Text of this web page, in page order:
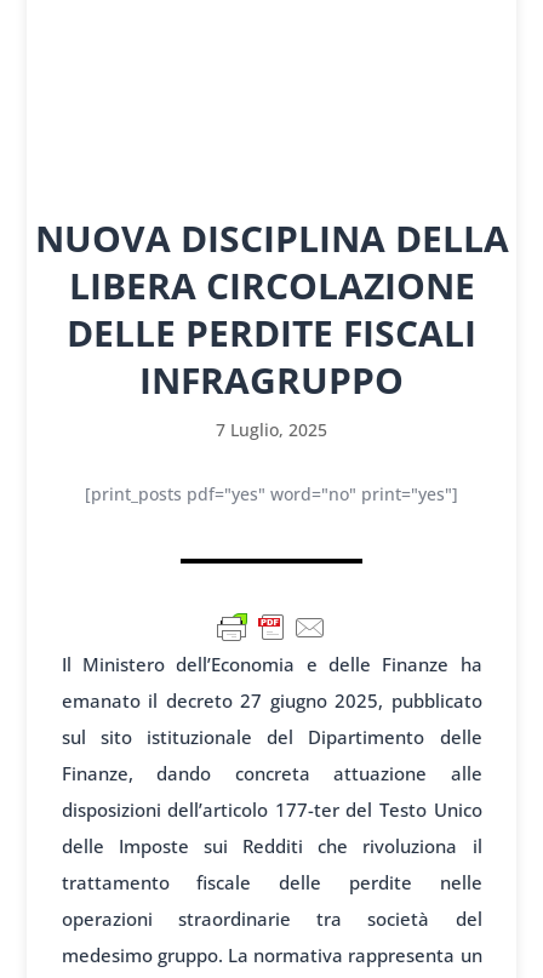
NUOVA DISCIPLINA DELLA
LIBERA CIRCOLAZIONE
DELLE PERDITE FISCALI
INFRAGRUPPO
7 Luglio, 2025
[print_posts pdf="yes" word="no" print="yes"]
Il Ministero dell’Economia e delle Finanze ha
emanato il decreto 27 giugno 2025, pubblicato
sul sito istituzionale del Dipartimento delle
Finanze, dando concreta attuazione alle
disposizioni dell’articolo 177-ter del Testo Unico
delle Imposte sui Redditi che rivoluziona il
trattamento fiscale delle perdite nelle
operazioni straordinarie tra società del
medesimo gruppo. La normativa rappresenta un